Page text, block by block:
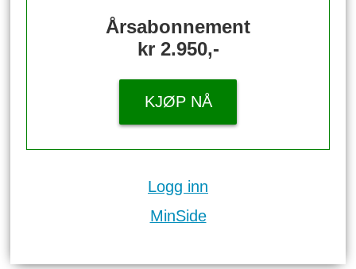
Årsabonnement
kr 2.950,-
KJØP NÅ
Logg inn
MinSide